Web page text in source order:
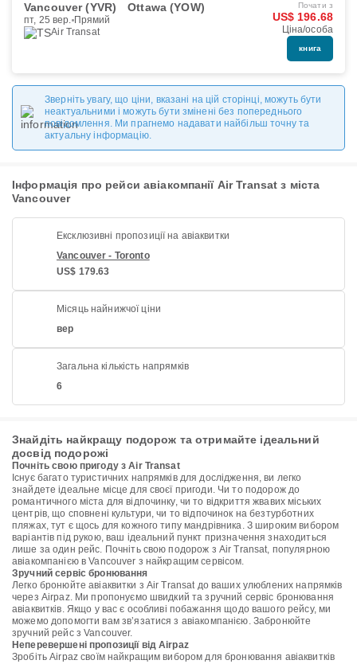
Vancouver (YVR) Ottawa (YOW)
пт, 25 вер. Прямий
Air Transat
Почати з
US$ 196.68
Ціна/особа
книга
Зверніть увагу, що ціни, вказані на цій сторінці, можуть бути
неактуальними і можуть бути змінені без попереднього
повідомлення. Ми прагнемо надавати найбільш точну та
актуальну інформацію.
Інформація про рейси авіакомпанії Air Transat з міста
Vancouver
Ексклюзивні пропозиції на авіаквитки
Vancouver - Toronto
US$ 179.63
Місяць найнижчої ціни
вер
Загальна кількість напрямків
6
Знайдіть найкращу подорож та отримайте ідеальний
досвід подорожі
Почніть свою пригоду з Air Transat
Існує багато туристичних напрямків для дослідження, ви легко
знайдете ідеальне місце для своєї пригоди. Чи то подорож до
романтичного міста для відпочинку, чи то відкриття жвавих міських
центрів, що сповнені культури, чи то відпочинок на безтурботних
пляжах, тут є щось для кожного типу мандрівника. З широким вибором
варіантів під рукою, ваш ідеальний пункт призначення знаходиться
лише за один рейс. Почніть свою подорож з Air Transat, популярною
авіакомпанією в Vancouver з найкращим сервісом.
Зручний сервіс бронювання
Легко бронюйте авіаквитки з Air Transat до ваших улюблених напрямків
через Airpaz. Ми пропонуємо швидкий та зручний сервіс бронювання
авіаквитків. Якщо у вас є особливі побажання щодо вашого рейсу, ми
можемо допомогти вам зв’язатися з авіакомпанією. Забронюйте
зручний рейс з Vancouver.
Неперевершені пропозиції від Airpaz
Зробіть Airpaz своїм найкращим вибором для бронювання авіаквитків